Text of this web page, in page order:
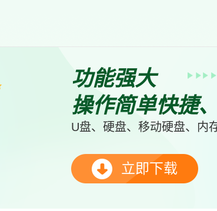
功能强大
操作简单快捷
U盘、硬盘、移动硬盘、内
立即下载